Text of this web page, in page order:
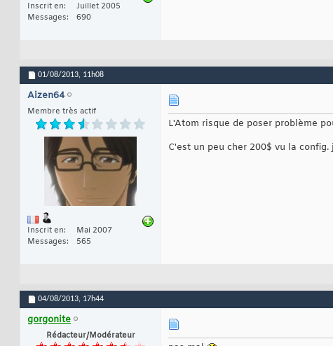
Inscrit en
Juillet 2005
Messages
690
01/08/2013, 11h08
Aizen64
Membre très actif
Inscrit en
Mai 2007
Messages
565
L'Atom risque de poser problème
C'est un peu cher 200$ vu la config.
04/08/2013, 17h44
gorgonite
Rédacteur/Modérateur